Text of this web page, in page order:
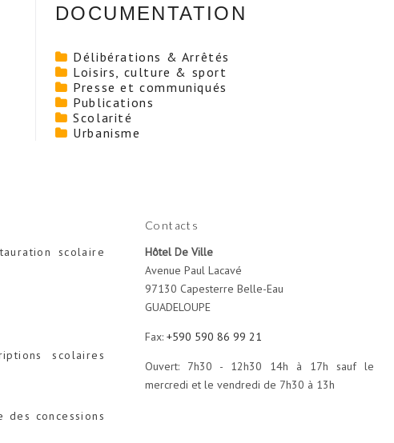
DOCUMENTATION
Délibérations & Arrêtés
Loisirs, culture & sport
Presse et communiqués
Publications
Scolarité
Urbanisme
scolaire
scolaires
concessions
Contacts
Hôtel De Ville
Avenue Paul Lacavé
97130 Capesterre Belle-Eau
GUADELOUPE
Fax: +590 590 86 99 21
Ouvert: 7h30 - 12h30 14h à 17h sauf le
mercredi et le vendredi de 7h30 à 13h